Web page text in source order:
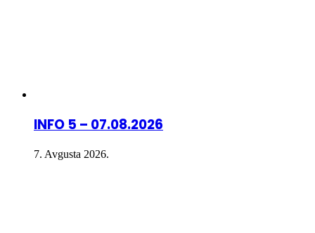
INFO 5 – 07.08.2026
7. Avgusta 2026.